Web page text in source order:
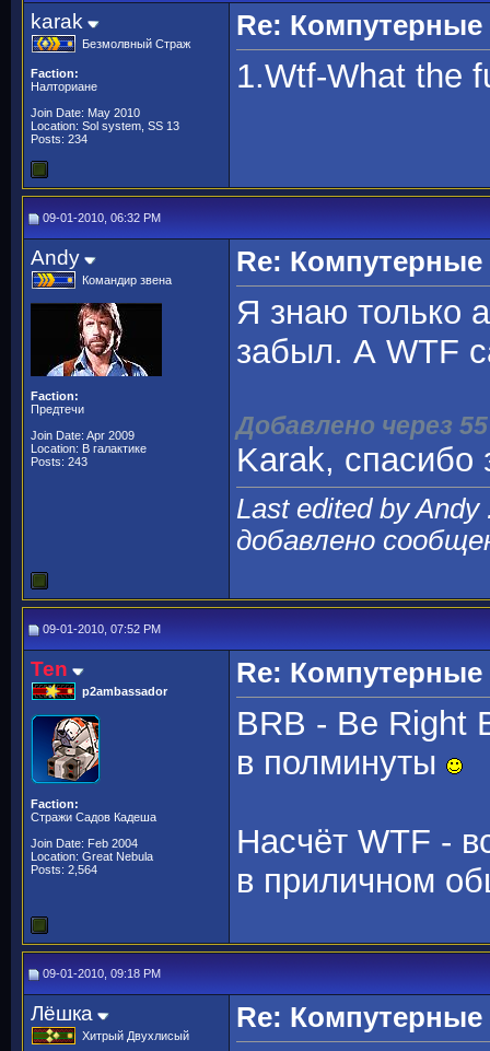
karak
Безмолвный Страж
Faction:
Налториане
Join Date: May 2010
Location: Sol system, SS 13
Posts: 234
Re:
1.Wtf-What the
09-01-2010, 06:32 PM
Andy
Командир звена
Faction:
Предтечи
Join Date: Apr 2009
Location: В галактике
Posts: 243
Re:
Я знаю только
забыл. А WTF
Добавлено через
Karak, спасибо
Last edited by
добавлено
09-01-2010, 07:52 PM
Ten
p2ambassador
Faction:
Стражи Садов Кадеша
Join Date: Feb 2004
Location: Great Nebula
Posts: 2,564
Re:
BRB - Be Right
в полминуты
Насчёт WTF -
в приличном
09-01-2010, 09:18 PM
Лёшка
Хитрый Двухлисый
Re: